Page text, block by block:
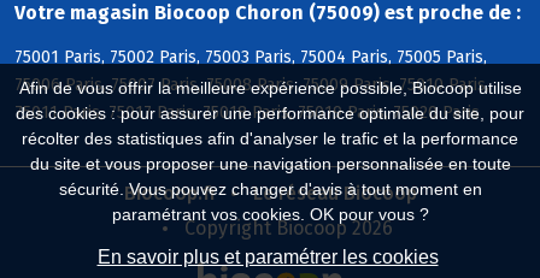
Afin de vous offrir la meilleure expérience possible, Biocoop utilise
des cookies : pour assurer une performance optimale du site, pour
récolter des statistiques afin d'analyser le trafic et la performance
du site et vous proposer une navigation personnalisée en toute
sécurité. Vous pouvez changer d'avis à tout moment en
paramétrant vos cookies. OK pour vous ?
En savoir plus et paramétrer les cookies
Votre magasin Biocoop Choron (75009) est proche de :
75001 Paris, 75002 Paris, 75003 Paris, 75004 Paris, 75005 Paris,
75006 Paris, 75007 Paris, 75008 Paris, 75009 Paris, 75010 Paris,
75011 Paris, 75017 Paris, 75018 Paris, 75019 Paris, 75020 Paris
Biocoop.fr
Le réseau Biocoop
Copyright Biocoop 2026